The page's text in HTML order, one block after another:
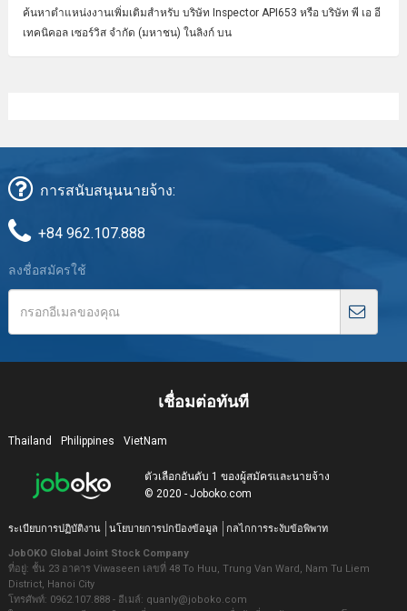
ค้นหาตำแหน่งงานเพิ่มเติมสำหรับ บริษัท Inspector API653 หรือ บริษัท พี เอ อี
เทคนิคอล เซอร์วิส จํากัด (มหาชน) ในลิงก์ บน
การสนับสนุนนายจ้าง:
+84 962.107.888
ลงชื่อสมัครใช้
เชื่อมต่อทันที
Thailand Philippines VietNam
ตัวเลือกอันดับ 1 ของผู้สมัครและนายจ้าง
© 2020 - Joboko.com
ระเบียบการปฏิบัติงาน นโยบายการปกป้องข้อมูล กลไกการระงับข้อพิพาท
JobOKO Global Joint Stock Company
ที่อยู่: ชั้น 23 อาคาร Viwaseen เลขที่ 48 To Huu, Trung Van Ward, Nam Tu Liem
District, Hanoi City
โทรศัพท์: 0962.107.888 - อีเมล์: quanly@joboko.com